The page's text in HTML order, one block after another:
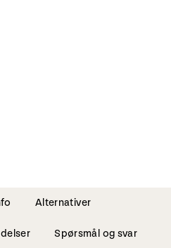
Alternativer
Spørsmål og svar